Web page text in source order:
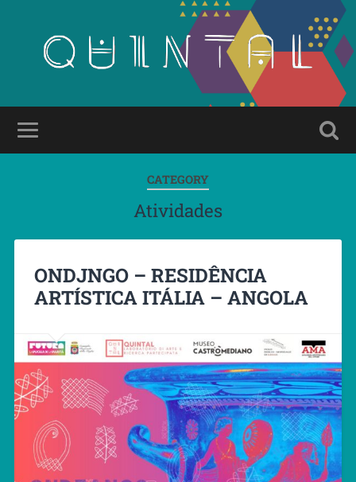
CATEGORY
Atividades
ONDJNGO – RESIDÊNCIA
ARTÍSTICA ITÁLIA – ANGOLA